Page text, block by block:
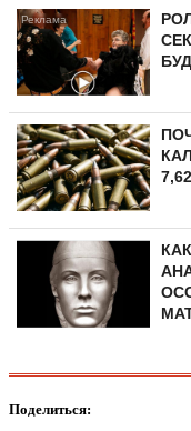
7,62
Поделиться: